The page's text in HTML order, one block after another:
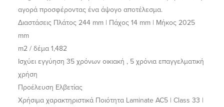
αγορά προσφέροντας ένα άψογο αποτέλεσμα.
Διαστάσεις Πλάτος 244 mm | Πάχος 14 mm | Μήκος 2025
mm
m2 / δέμα 1,482
Ισχύει εγγύηση 35 χρόνων οικιακή , 5 χρόνια επαγγελματική
χρήση
Προέλευση Ελβετίας
Χρήσιμα χαρακτηριστικά Ποιότητα Laminate AC5 | Class 33 |